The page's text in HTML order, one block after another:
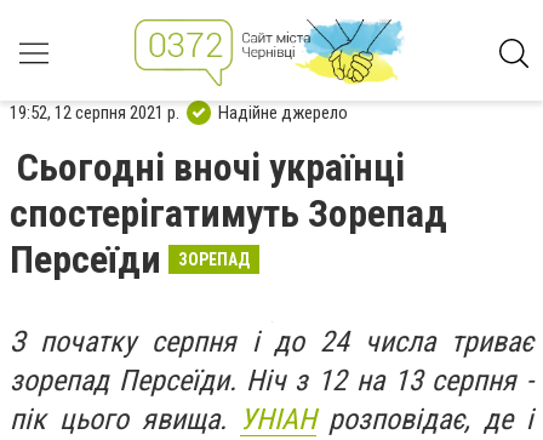
19:52, 12 серпня 2021 р. Надійне джерело
Сьогодні вночі українці
спостерігатимуть Зорепад
Персеїди
ЗОРЕПАД
З початку серпня і до 24 числа триває
зорепад Персеїди. Ніч з 12 на 13 серпня -
пік цього явища. УНІАНрозповідає, де і